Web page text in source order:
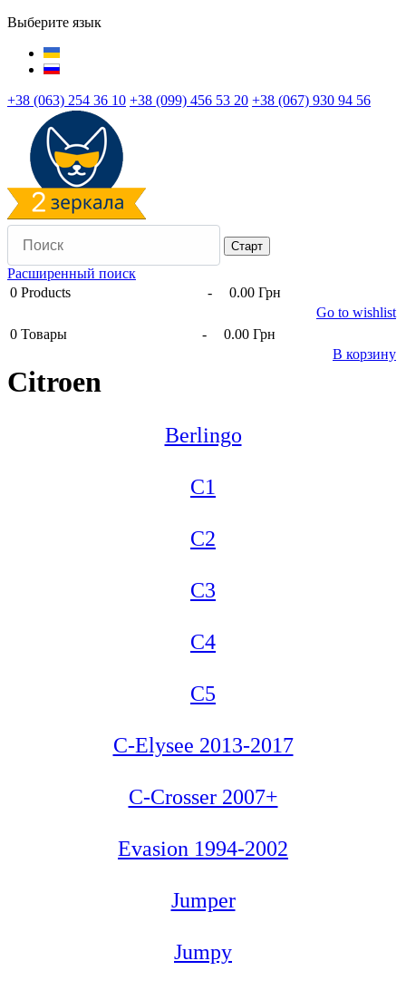
Выберите язык
+38 (063) 254 36 10 +38 (099) 456 53 20 +38 (067) 930 94 56
Расширенный поиск
0 Products -
0.00 Грн
Go to wishlist
0 Товары -
0.00 Грн
В корзину
Citroen
Berlingo
C1
C2
C3
C4
C5
C-Elysee 2013-2017
C-Crosser 2007+
Evasion 1994-2002
Jumper
Jumpy